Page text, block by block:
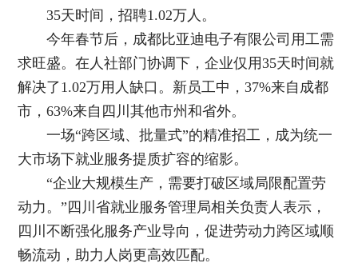
35天时间，招聘1.02万人。
今年春节后，成都比亚迪电子有限公司用工需
求旺盛。在人社部门协调下，企业仅用35天时间就
解决了1.02万用人缺口。新员工中，37%来自成都
市，63%来自四川其他市州和省外。
一场“跨区域、批量式”的精准招工，成为统一
大市场下就业服务提质扩容的缩影。
“企业大规模生产，需要打破区域局限配置劳
动力。”四川省就业服务管理局相关负责人表示，
四川不断强化服务产业导向，促进劳动力跨区域顺
畅流动，助力人岗更高效匹配。